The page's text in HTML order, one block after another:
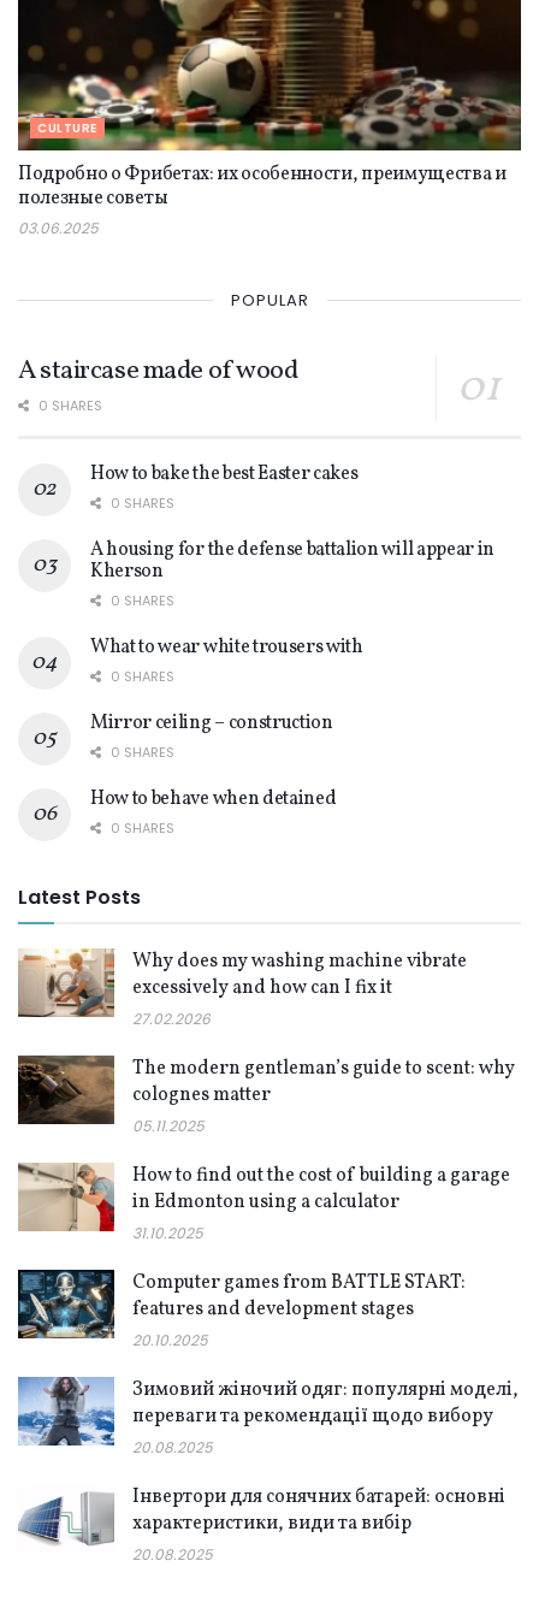
CULTURE
Подробно о Фрибетах: их особенности, преимущества и
полезные советы
03.06.2025
POPULAR
A staircase made of wood
0 SHARES
How to bake the best Easter cakes
0 SHARES
A housing for the defense battalion will appear in
Kherson
0 SHARES
What to wear white trousers with
0 SHARES
Mirror ceiling – construction
0 SHARES
How to behave when detained
0 SHARES
Latest Posts
Why does my washing machine vibrate
excessively and how can I fix it
27.02.2026
The modern gentleman’s guide to scent: why
colognes matter
05.11.2025
How to find out the cost of building a garage
in Edmonton using a calculator
31.10.2025
Computer games from BATTLE START:
features and development stages
20.10.2025
Зимовий жіночий одяг: популярні моделі,
переваги та рекомендації щодо вибору
20.08.2025
Інвертори для сонячних батарей: основні
характеристики, види та вибір
20.08.2025